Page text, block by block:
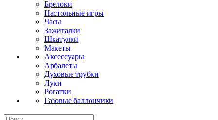
Брелоки
Настольные игры
Часы
Зажигалки
Шкатулки
Макеты
Аксессуары
Арбалеты
Духовые трубки
Луки
Рогатки
Газовые баллончики